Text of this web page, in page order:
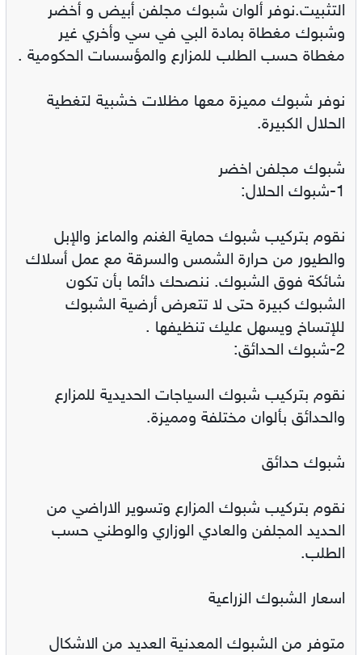
التثبيت.نوفر ألوان شبوك مجلفن أبيض و أخضر
وشبوك مغطاة بمادة البي في سي وأخري غير
مغطاة حسب الطلب للمزارع والمؤسسات الحكومية .
نوفر شبوك مميزة معها مظلات خشبية لتغطية
الحلال الكبيرة.
شبوك مجلفن اخضر
1-شبوك الحلال:
نقوم بتركيب شبوك حماية الغنم والماعز والإبل
والطيور من حرارة الشمس والسرقة مع عمل أسلاك
شائكة فوق الشبوك. ننصحك دائما بأن تكون
الشبوك كبيرة حتى لا تتعرض أرضية الشبوك
للإتساخ ويسهل عليك تنظيفها .
2-شبوك الحدائق:
نقوم بتركيب شبوك السياجات الحديدية للمزارع
والحدائق بألوان مختلفة ومميزة.
شبوك حدائق
نقوم بتركيب شبوك المزارع وتسوير الاراضي من
الحديد المجلفن والعادي الوزاري والوطني حسب
الطلب.
اسعار الشبوك الزراعية
متوفر من الشبوك المعدنية العديد من الاشكال